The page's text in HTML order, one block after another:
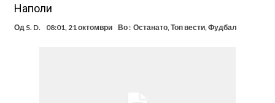
Наполи
Од S. D. 08:01, 21 октомври Во : Останато,Топ вести,Фудбал